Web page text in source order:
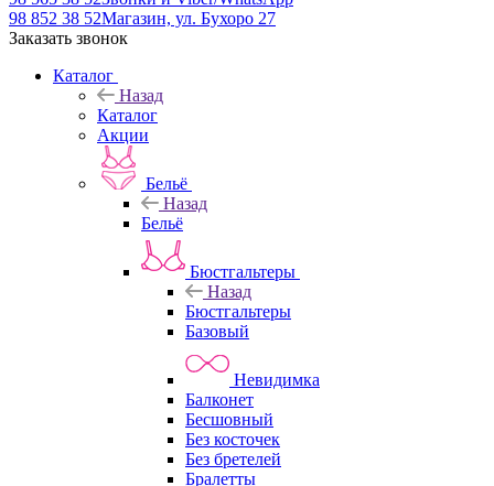
98 852 38 52Магазин, ул. Бухоро 27
Заказать звонок
Каталог
Назад
Каталог
Акции
Бельё
Назад
Бельё
Бюстгальтеры
Назад
Бюстгальтеры
Базовый
Невидимка
Балконет
Бесшовный
Без косточек
Без бретелей
Бралетты